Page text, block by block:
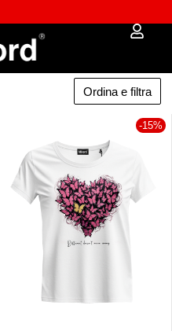
Ordina e filtra
-15%